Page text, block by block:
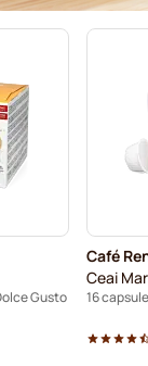
Gusto
Café
Ceai
16